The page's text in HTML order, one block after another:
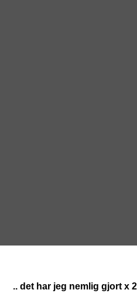
.. det har jeg nemlig gjort x